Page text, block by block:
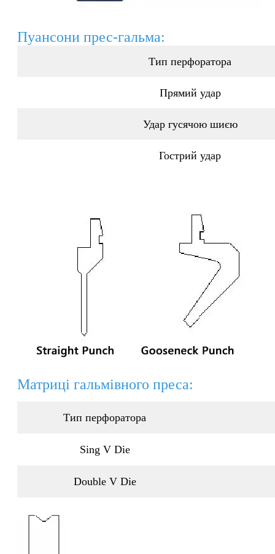
Пуансони прес-гальма:
Тип перфоратора
Прямий удар
Удар гусячою шиєю
Гострий удар
Матриці гальмівного преса:
Тип перфоратора
Sing V Die
Double V Die